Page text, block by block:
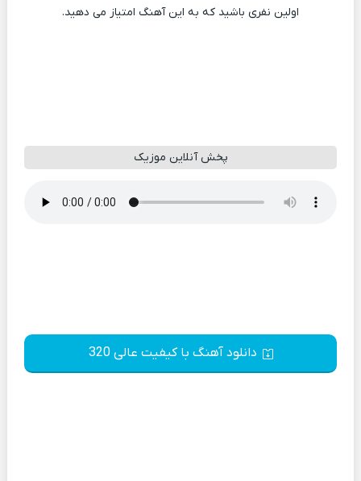
اولین نفری باشید که به این آهنگ امتیاز می دهید.
پخش آنلاین موزیک
دانلود آهنگ با کیفیت عالی 320